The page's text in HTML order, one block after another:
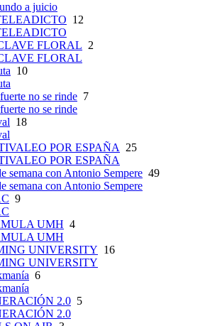
a juicio
12
FLORAL 2
FLORAL
10
no se rinde 7
no se rinde
18
POR ESPAÑA 25
POR ESPAÑA
semana con Antonio Sempere 49
semana con Antonio Sempere
9
UMH 4
UMH
UNIVERSITY 16
UNIVERSITY
6
2.0 5
2.0